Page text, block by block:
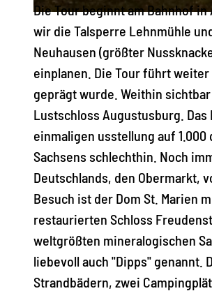
© TVE/Jens Kugler, Erlebnisheimat Erzgebirge
Die Tour beginnt am Bahnhof
wir die Talsperre Lehnmühle
Neuhausen (größter
einplanen. Die Tour führt
geprägt wurde. Weithin
Lustschloss Augustusburg.
einmaligen usstellung auf
Sachsens schlechthin. Noch
Deutschlands, den Obermarkt,
Besuch ist der Dom St. Marien
restaurierten Schloss
weltgrößten mineralogischen
liebevoll auch "Dipps" genannt.
Strandbädern, zwei